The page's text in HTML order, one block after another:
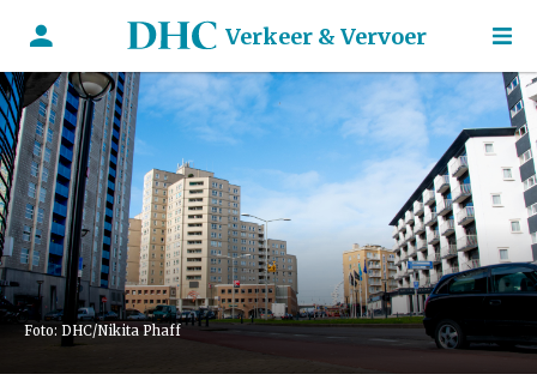
Verkeer & Vervoer
Foto: DHC/Nikita Phaff